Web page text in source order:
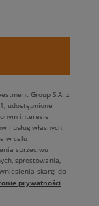
Group S.A. z
udostępnione
interesie
i usług własnych.
w celu
sprzeciwu
sprostowania,
skargi do
prywatności